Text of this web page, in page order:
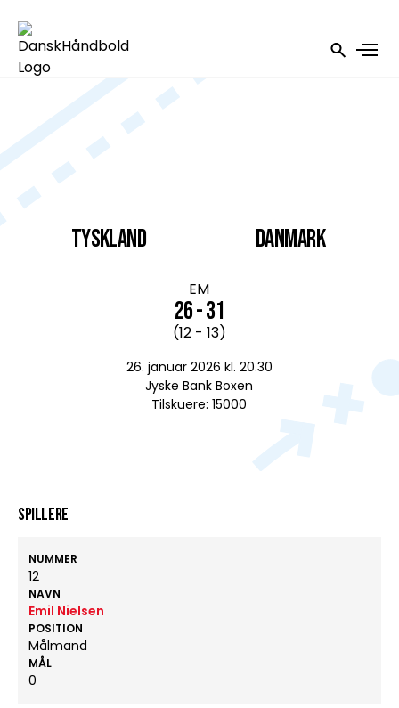
Tyskland
EM
26 - 31
(12 - 13)
26. januar 2026 kl. 20.30
Jyske Bank Boxen
Tilskuere: 15000
DANMARK
Spillere
NUMMER
12
NAVN
Emil Nielsen
POSITION
Målmand
MÅL
0